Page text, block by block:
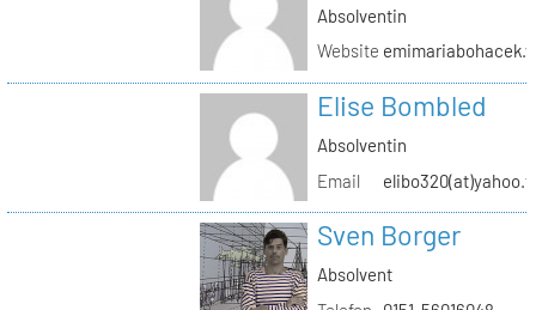
Absolventin
Website
Elise Bombled
Absolventin
Email
Sven Borger
Absolvent